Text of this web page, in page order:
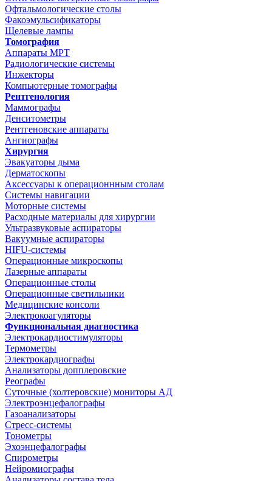
Офтальмологические столы
Факоэмульсификаторы
Щелевые лампы
Томография
Аппараты МРТ
Радиологические системы
Инжекторы
Компьютерные томографы
Рентгенология
Маммографы
Денситометры
Рентгеновские аппараты
Ангиографы
Хирургия
Эвакуаторы дыма
Дерматоскопы
Аксессуары к операционнным столам
Системы навигации
Моторные системы
Расходные материалы для хирургии
Ультразвуковые аспираторы
Вакуумные аспираторы
HIFU-системы
Операционные микроскопы
Лазерные аппараты
Операционные столы
Операционные светильники
Медицинские консоли
Электрокоагуляторы
Функциональная диагностика
Электрокардиостимуляторы
Термометры
Электрокардиографы
Анализаторы допплеровские
Реографы
Суточные (холтеровские) мониторы АД
Электроэнцефалографы
Газоанализаторы
Стресс-системы
Тонометры
Эхоэнцефалографы
Спирометры
Нейромиографы